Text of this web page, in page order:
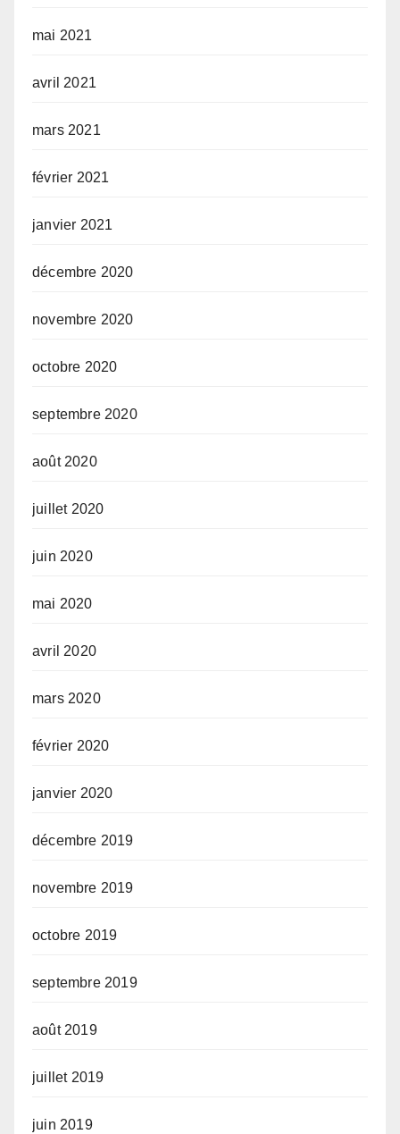
mai 2021
avril 2021
mars 2021
février 2021
janvier 2021
décembre 2020
novembre 2020
octobre 2020
septembre 2020
août 2020
juillet 2020
juin 2020
mai 2020
avril 2020
mars 2020
février 2020
janvier 2020
décembre 2019
novembre 2019
octobre 2019
septembre 2019
août 2019
juillet 2019
juin 2019